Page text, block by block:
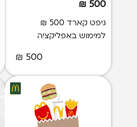
500 ₪
גיפט קארד 500 ₪
למימוש באפליקציה
500 ₪